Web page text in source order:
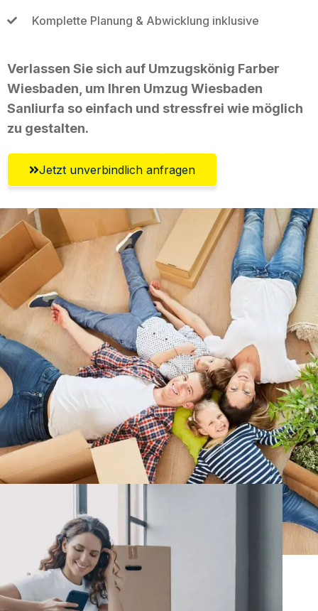
Komplette Planung & Abwicklung inklusive
Verlassen Sie sich auf Umzugskönig Farber
Wiesbaden, um Ihren Umzug Wiesbaden
Sanliurfa so einfach und stressfrei wie möglich
zu gestalten.
Jetzt unverbindlich anfragen